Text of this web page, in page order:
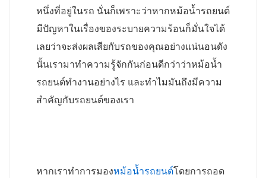
หนึ่งที่อยู่ในรถ นั่นก็เพราะว่าหากหม้อน้ำรถยนต์
มีปัญหาในเรื่องของระบายความร้อนก็มั่นใจได้
เลยว่าจะส่งผลเสียกับรถของคุณอย่างแน่นอนดัง
นั้นเรามาทำความรู้จักกันก่อนดีกว่าว่าหม้อน้ำ
รถยนต์ทำงานอย่างไร และทำไมมันถึงมีความ
สำคัญกับรถยนต์ของเรา
หากเราทำการมองหม้อน้ำรถยนต์โดยการถอด